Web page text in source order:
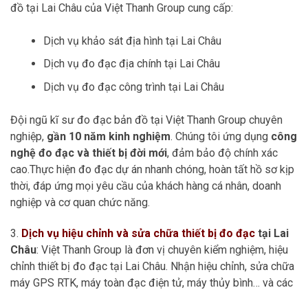
đồ tại Lai Châu của Việt Thanh Group cung cấp:
Dịch vụ khảo sát địa hình tại Lai Châu
Dịch vụ đo đạc địa chính tại Lai Châu
Dịch vụ đo đạc công trình tại Lai Châu
Đội ngũ kĩ sư đo đạc bản đồ tại Việt Thanh Group chuyên
nghiệp, gần 10 năm kinh nghiệm. Chúng tôi ứng dụng công
nghệ đo đạc và thiết bị đời mới, đảm bảo độ chính xác
cao.Thực hiện đo đạc dự án nhanh chóng, hoàn tất hồ sơ kịp
thời, đáp ứng mọi yêu cầu của khách hàng cá nhân, doanh
nghiệp và cơ quan chức năng.
3. Dịch vụ hiệu chỉnh và sửa chữa thiết bị đo đạc tại Lai
Châu: Việt Thanh Group là đơn vị chuyên kiểm nghiệm, hiệu
chỉnh thiết bị đo đạc tại Lai Châu. Nhận hiệu chỉnh, sửa chữa
máy GPS RTK, máy toàn đạc điện tử, máy thủy bình… và các